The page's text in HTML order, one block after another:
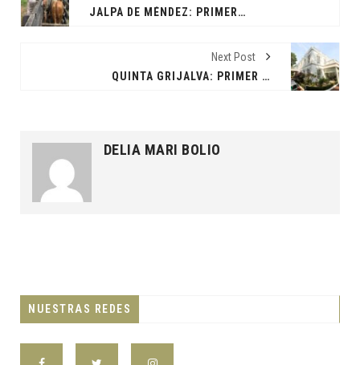
JALPA DE MÉNDEZ: PRIMER MUNICIPIO LIBRE DE TUBERCULOSIS BOVINA
Next Post
QUINTA GRIJALVA: PRIMER ANIVERSARIO COMO REFERENTE CULTURAL Y FAMILIAR
DELIA MARI BOLIO
NUESTRAS REDES